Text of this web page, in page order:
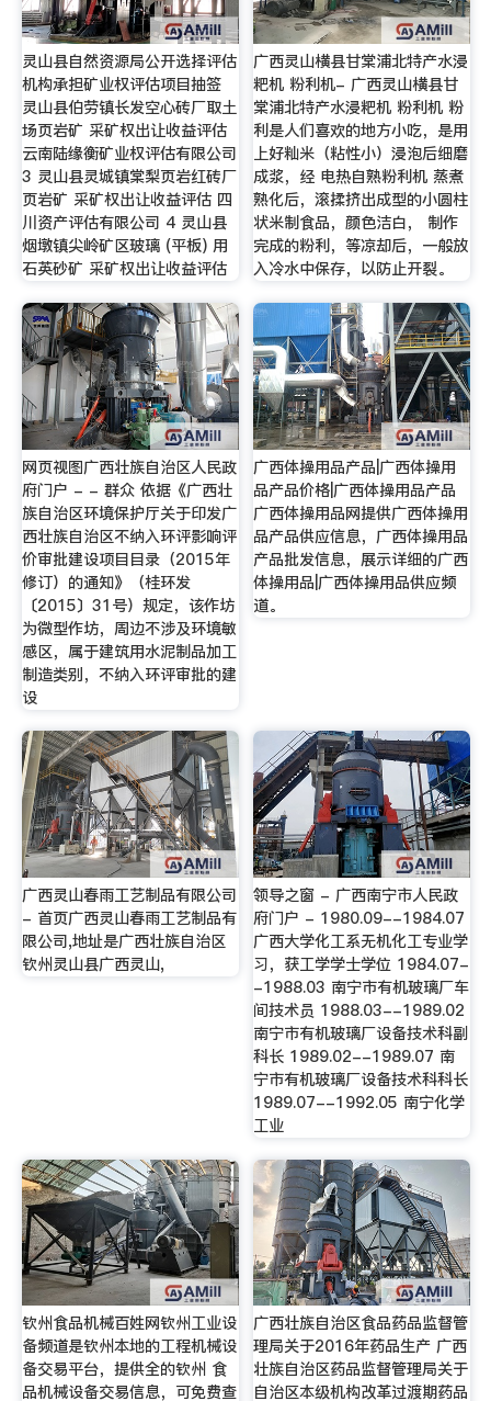
灵山县自然资源局公开选择评估
机构承担矿业权评估项目抽签
灵山县伯劳镇长发空心砖厂取土
场页岩矿 采矿权出让收益评估
云南陆缘衡矿业权评估有限公司
3 灵山县灵城镇棠梨页岩红砖厂
页岩矿 采矿权出让收益评估 四
川资产评估有限公司 4 灵山县
烟墩镇尖岭矿区玻璃 (平板) 用
石英砂矿 采矿权出让收益评估
广西灵山横县甘棠浦北特产水浸
粑机 粉利机- 广西灵山横县甘
棠浦北特产水浸粑机 粉利机 粉
利是人们喜欢的地方小吃，是用
上好籼米（粘性小）浸泡后细磨
成浆，经 电热自熟粉利机 蒸煮
熟化后，滚揉挤出成型的小圆柱
状米制食品，颜色洁白， 制作
完成的粉利，等凉却后，一般放
入冷水中保存，以防止开裂。
网页视图广西壮族自治区人民政
府门户 - - 群众 依据《广西壮
族自治区环境保护厅关于印发广
西壮族自治区不纳入环评影响评
价审批建设项目目录（2015年
修订）的通知》（桂环发
〔2015〕31号）规定，该作坊
为微型作坊，周边不涉及环境敏
感区，属于建筑用水泥制品加工
制造类别，不纳入环评审批的建
设
广西体操用品产品|广西体操用
品产品价格|广西体操用品产品
广西体操用品网提供广西体操用
品产品供应信息，广西体操用品
产品批发信息，展示详细的广西
体操用品|广西体操用品供应频
道。
广西灵山春雨工艺制品有限公司
- 首页广西灵山春雨工艺制品有
限公司,地址是广西壮族自治区
钦州灵山县广西灵山,
领导之窗 - 广西南宁市人民政
府门户 - 1980.09--1984.07
广西大学化工系无机化工专业学
习，获工学学士学位 1984.07-
-1988.03 南宁市有机玻璃厂车
间技术员 1988.03--1989.02
南宁市有机玻璃厂设备技术科副
科长 1989.02--1989.07 南
宁市有机玻璃厂设备技术科科长
1989.07--1992.05 南宁化学
工业
钦州食品机械百姓网钦州工业设
备频道是钦州本地的工程机械设
备交易平台，提供全的钦州 食
品机械设备交易信息，可免费查
广西壮族自治区食品药品监督管
理局关于2016年药品生产 广西
壮族自治区药品监督管理局关于
自治区本级机构改革过渡期药品